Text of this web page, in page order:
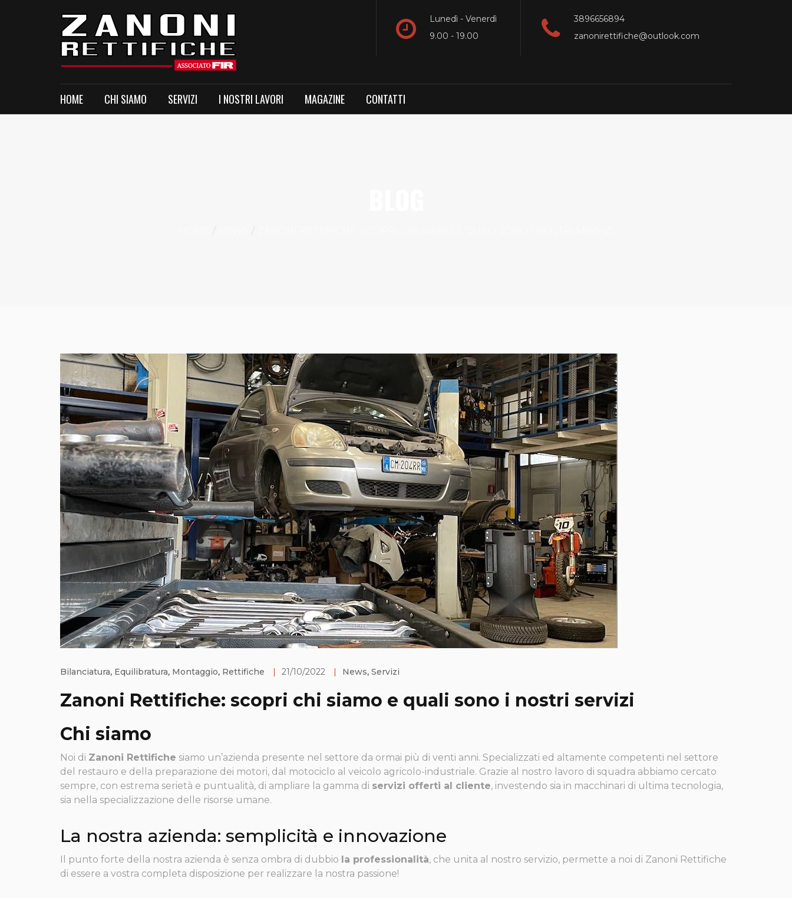
3896656894
zanonirettifiche@outlook.com
Lunedì - Venerdì
9.00 - 19.00
HOME CHI SIAMO SERVIZI I NOSTRI LAVORI MAGAZINE CONTATTI
Bilanciatura, Equilibratura, Montaggio, Rettifiche | 21/10/2022 | News, Servizi
Zanoni Rettifiche: scopri chi siamo e quali sono i nostri servizi
Chi siamo
Noi di Zanoni Rettifiche siamo un’azienda presente nel settore da ormai più di venti anni. Specializzati ed altamente competenti nel settore
del restauro e della preparazione dei motori, dal motociclo al veicolo agricolo-industriale. Grazie al nostro lavoro di squadra abbiamo cercato
sempre, con estrema serietà e puntualità, di ampliare la gamma di servizi offerti al cliente, investendo sia in macchinari di ultima tecnologia,
sia nella specializzazione delle risorse umane.
La nostra azienda: semplicità e innovazione
Il punto forte della nostra azienda è senza ombra di dubbio la professionalità, che unita al nostro servizio, permette a noi di Zanoni Rettifiche
di essere a vostra completa disposizione per realizzare la nostra passione!